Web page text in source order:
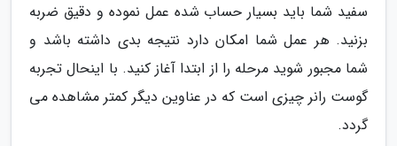
سفید شما باید بسیار حساب شده عمل نموده و دقیق ضربه
بزنید. هر عمل شما امکان دارد نتیجه بدی داشته باشد و
شما مجبور شوید مرحله را از ابتدا آغاز کنید. با اینحال تجربه
گوست رانر چیزی است که در عناوین دیگر کمتر مشاهده می
گردد.